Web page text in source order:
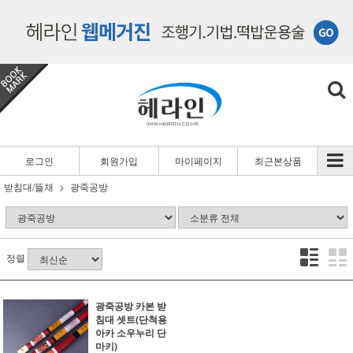
로그인 회원가입 마이페이지
최근본상품
받침대/뜰채
광죽공방
정렬
광죽공방 카본 받
침대 셋트(단척용
아카 소우누리 단
마키)